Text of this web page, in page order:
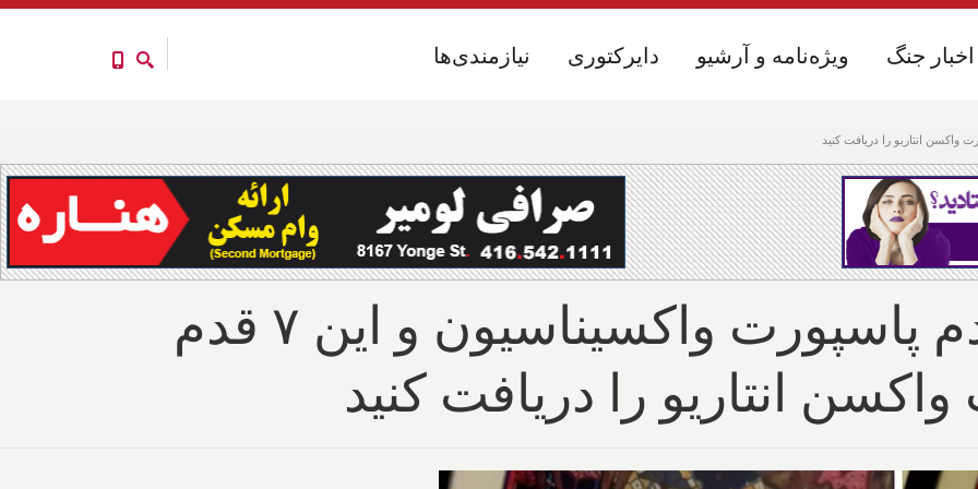
نیازمندی‌ها دایرکتوری ویژه‌نامه و آرشیو اخبار جنگ نیازمندی‌ها دایرکتوری ویژه‌نامه و آرشیو اخبار جنگ
از امروز با این ۵ قدم پاسپورت واکسیناسیون و این ۷ قدم
انتاریو را دریافت کنید